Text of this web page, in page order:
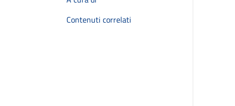
Contenuti correlati